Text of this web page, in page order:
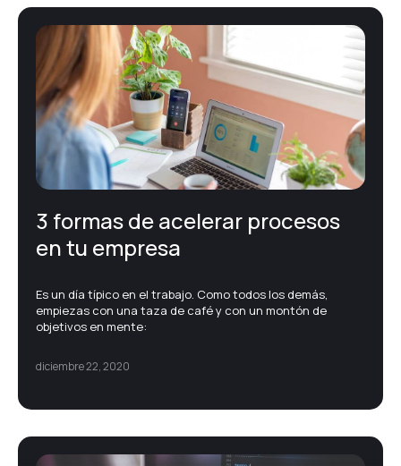
E-Administración
Facturación Electrónica
Firma electrónica
Gestión documental – ECM
Noticias corporativas
Protección de datos
Transformación digital
3 formas de acelerar procesos
en tu empresa
diciembre 22, 2020
Es un día típico en el trabajo. Como todos los demás,
empiezas con una taza de café y con un montón de
objetivos en mente: